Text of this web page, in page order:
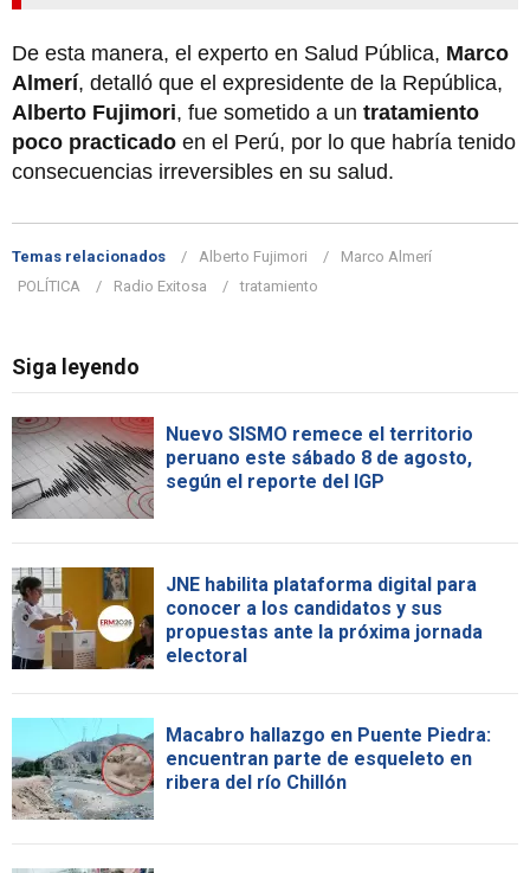
De esta manera, el experto en Salud Pública, Marco
Almerí, detalló que el expresidente de la República,
Alberto Fujimori, fue sometido a un tratamiento
poco practicado en el Perú, por lo que habría tenido
consecuencias irreversibles en su salud.
Temas relacionados Alberto Fujimori
Marco Almerí
POLÍTICA
Radio Exitosa tratamiento
Siga leyendo
Nuevo SISMO remece el territorio
peruano este sábado 8 de agosto,
según el reporte del IGP
JNE habilita plataforma digital para
conocer a los candidatos y sus
propuestas ante la próxima jornada
electoral
Macabro hallazgo en Puente Piedra:
encuentran parte de esqueleto en
ribera del río Chillón